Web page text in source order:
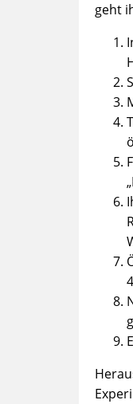
geht